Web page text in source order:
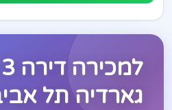
גארדיה תל